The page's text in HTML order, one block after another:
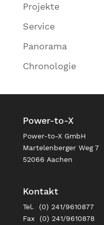
Projekte
Service
Panorama
Chronologie
Power-to-X
Power-to-X GmbH
Martelenberger Weg 7
52066 Aachen
Kontakt
Tel. (0) 241/9610877
Fax (0) 241/9610878